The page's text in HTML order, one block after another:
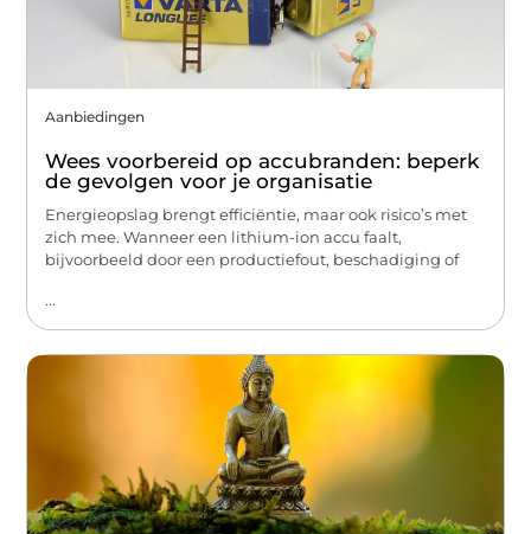
Aanbiedingen
Wees voorbereid op accubranden: beperk
de gevolgen voor je organisatie
Energieopslag brengt efficiëntie, maar ook risico’s met
zich mee. Wanneer een lithium-ion accu faalt,
bijvoorbeeld door een productiefout, beschadiging of
...